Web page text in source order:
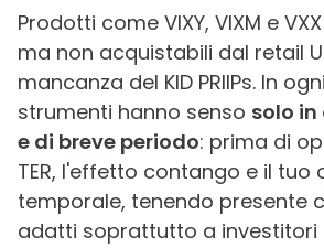
Prodotti come VIXY, VIXM e
ma non acquistabili dal retail
mancanza del KID PRIIPs. In
strumenti hanno senso solo
e di breve periodo: prima di
TER, l'effetto contango e il tuo
temporale, tenendo presente
adatti soprattutto a investitori